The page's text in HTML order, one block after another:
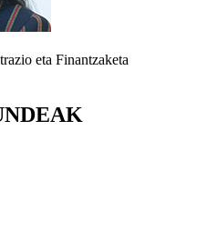
eta Finantzaketa